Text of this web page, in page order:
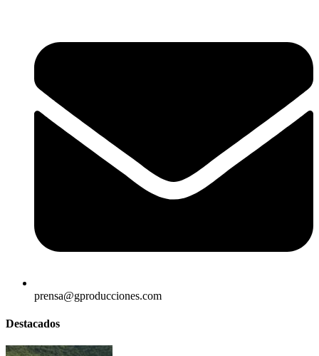
prensa@gproducciones.com
Destacados